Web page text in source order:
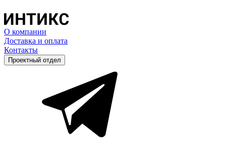
О компании
Доставка и оплата
Контакты
Проектный отдел